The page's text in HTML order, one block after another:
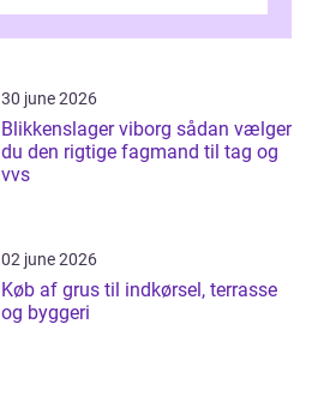
30 june 2026
Blikkenslager viborg sådan vælger
du den rigtige fagmand til tag og
vvs
02 june 2026
Køb af grus til indkørsel, terrasse
og byggeri